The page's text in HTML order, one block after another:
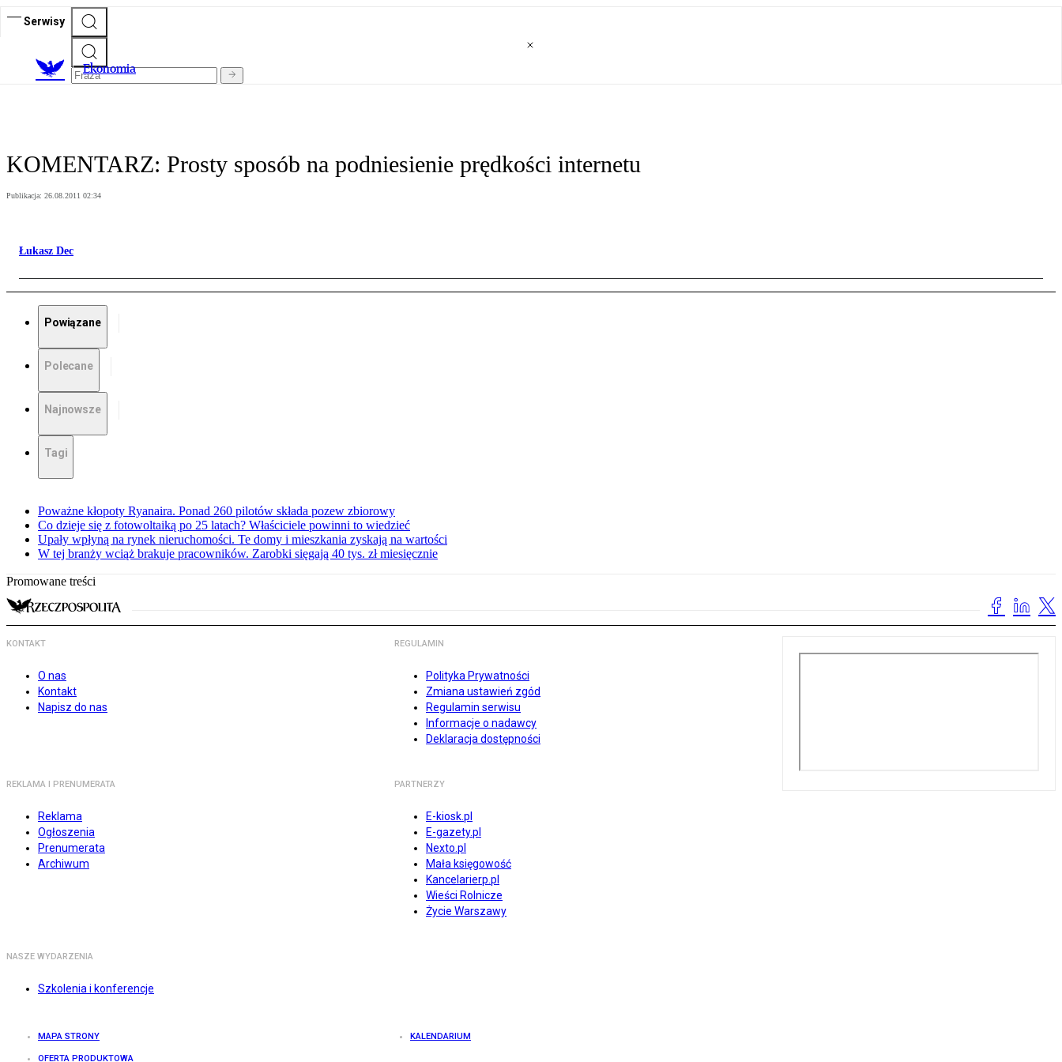
Serwisy
Ekonomia
KOMENTARZ: Prosty sposób na podniesienie prędkości internetu
Publikacja: 26.08.2011 02:34
Łukasz Dec
Powiązane
Polecane
Najnowsze
Tagi
Poważne kłopoty Ryanaira. Ponad 260 pilotów składa pozew zbiorowy
Co dzieje się z fotowoltaiką po 25 latach? Właściciele powinni to wiedzieć
Upały wpłyną na rynek nieruchomości. Te domy i mieszkania zyskają na wartości
W tej branży wciąż brakuje pracowników. Zarobki sięgają 40 tys. zł miesięcznie
Promowane treści
KONTAKT
O nas
Kontakt
Napisz do nas
REGULAMIN
Polityka Prywatności
Zmiana ustawień zgód
Regulamin serwisu
Informacje o nadawcy
Deklaracja dostępności
REKLAMA I PRENUMERATA
Reklama
Ogłoszenia
Prenumerata
Archiwum
PARTNERZY
E-kiosk.pl
E-gazety.pl
Nexto.pl
Mała księgowość
Kancelarierp.pl
Wieści Rolnicze
Życie Warszawy
NASZE WYDARZENIA
Szkolenia i konferencje
MAPA STRONY KALENDARIUM
OFERTA PRODUKTOWA